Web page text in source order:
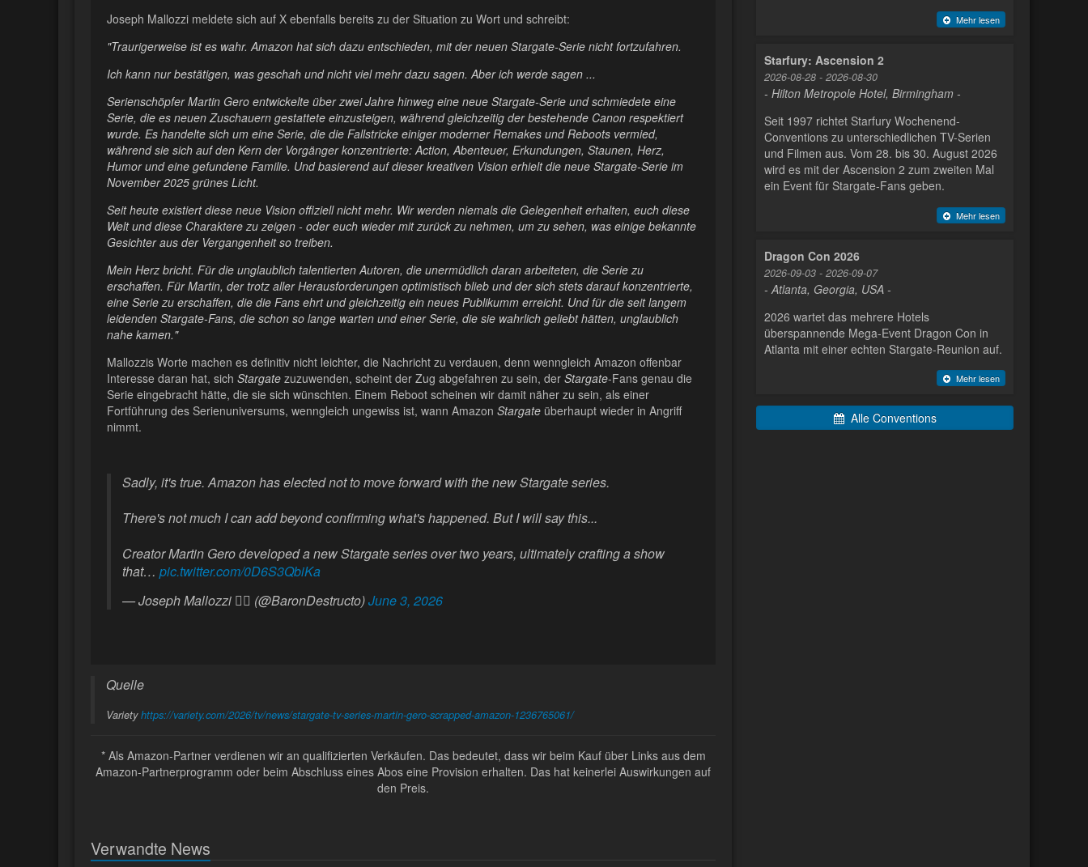
Joseph Mallozzi meldete sich auf X ebenfalls bereits zu der Situation zu Wort und schreibt:
"Traurigerweise ist es wahr. Amazon hat sich dazu entschieden, mit der neuen Stargate-Serie nicht fortzufahren.
Ich kann nur bestätigen, was geschah und nicht viel mehr dazu sagen. Aber ich werde sagen ...
Serienschöpfer Martin Gero entwickelte über zwei Jahre hinweg eine neue Stargate-Serie und schmiedete eine
Serie, die es neuen Zuschauern gestattete einzusteigen, während gleichzeitig der bestehende Canon respektiert
wurde. Es handelte sich um eine Serie, die die Fallstricke einiger moderner Remakes und Reboots vermied,
während sie sich auf den Kern der Vorgänger konzentrierte: Action, Abenteuer, Erkundungen, Staunen, Herz,
Humor und eine gefundene Familie. Und basierend auf dieser kreativen Vision erhielt die neue Stargate-Serie im
November 2025 grünes Licht.
Seit heute existiert diese neue Vision offiziell nicht mehr. Wir werden niemals die Gelegenheit erhalten, euch diese
Welt und diese Charaktere zu zeigen - oder euch wieder mit zurück zu nehmen, um zu sehen, was einige bekannte
Gesichter aus der Vergangenheit so treiben.
Mein Herz bricht. Für die unglaublich talentierten Autoren, die unermüdlich daran arbeiteten, die Serie zu
erschaffen. Für Martin, der trotz aller Herausforderungen optimistisch blieb und der sich stets darauf konzentrierte,
eine Serie zu erschaffen, die die Fans ehrt und gleichzeitig ein neues Publikumm erreicht. Und für die seit langem
leidenden Stargate-Fans, die schon so lange warten und einer Serie, die sie wahrlich geliebt hätten, unglaublich
nahe kamen."
Mallozzis Worte machen es definitiv nicht leichter, die Nachricht zu verdauen, denn wenngleich Amazon offenbar
Interesse daran hat, sich Stargate zuzuwenden, scheint der Zug abgefahren zu sein, der Stargate-Fans genau die
Serie eingebracht hätte, die sie sich wünschten. Einem Reboot scheinen wir damit näher zu sein, als einer
Fortführung des Serienuniversums, wenngleich ungewiss ist, wann Amazon Stargate überhaupt wieder in Angriff
nimmt.
Sadly, it's true. Amazon has elected not to move forward with the new Stargate series.
There's not much I can add beyond confirming what's happened. But I will say this...
Creator Martin Gero developed a new Stargate series over two years, ultimately crafting a show
that… pic.twitter.com/0D6S3QbiKa
— Joseph Mallozzi 🏴‍☠️ (@BaronDestructo)June 3, 2026
Quelle
Variety https://variety.com/2026/tv/news/stargate-tv-series-martin-gero-scrapped-amazon-1236765061/
* Als Amazon-Partner verdienen wir an qualifizierten Verkäufen. Das bedeutet, dass wir beim Kauf über Links aus dem
Amazon-Partnerprogramm oder beim Abschluss eines Abos eine Provision erhalten. Das hat keinerlei Auswirkungen auf
den Preis.
Verwandte News
Mehr lesen
Starfury: Ascension 2
2026-08-28 - 2026-08-30
- Hilton Metropole Hotel, Birmingham -
Seit 1997 richtet Starfury Wochenend-
Conventions zu unterschiedlichen TV-Serien
und Filmen aus. Vom 28. bis 30. August 2026
wird es mit der Ascension 2 zum zweiten Mal
ein Event für Stargate-Fans geben.
Mehr lesen
Dragon Con 2026
2026-09-03 - 2026-09-07
- Atlanta, Georgia, USA -
2026 wartet das mehrere Hotels
überspannende Mega-Event Dragon Con in
Atlanta mit einer echten Stargate-Reunion auf.
Mehr lesen
Alle Conventions